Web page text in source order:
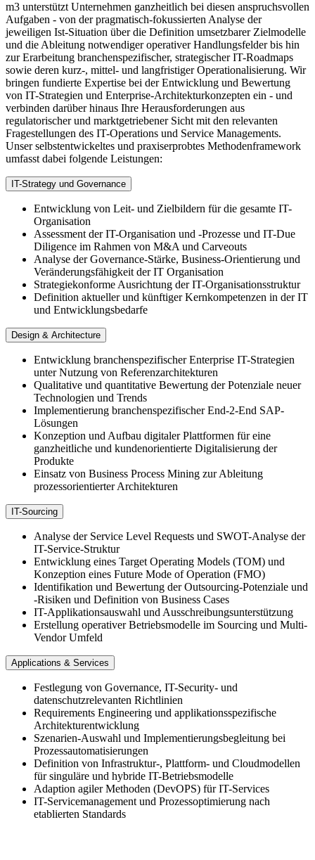
m3 unterstützt Unternehmen ganzheitlich bei diesen anspruchsvollen
Aufgaben - von der pragmatisch-​fokussierten Analyse der
jeweiligen Ist-​Situation über die Definition umsetzbarer Zielmodelle
und die Ableitung notwendiger operativer Handlungsfelder bis hin
zur Erarbeitung branchenspezifischer, strategischer IT-​Roadmaps
sowie deren kurz-, mittel- und langfristiger Operationalisierung. Wir
bringen fundierte Expertise bei der Entwicklung und Bewertung
von IT-​Strategien und Enterprise-​Architekturkonzepten ein - und
verbinden darüber hinaus Ihre Herausforderungen aus
regulatorischer und marktgetriebener Sicht mit den relevanten
Fragestellungen des IT-​Operations und Service Managements.
Unser selbstentwickeltes und praxiserprobtes Methodenframework
umfasst dabei folgende Leistungen:
IT-​Strategy und Governance
Entwicklung von Leit- und Zielbildern für die gesamte IT-​
Organisation
Assessment der IT-​Organisation und -​Prozesse und IT-Due
Diligence im Rahmen von M&A und Carveouts
Analyse der Governance-​Stärke, Business-​Orientierung und
Veränderungsfähigkeit der IT Organisation
Strategiekonforme Ausrichtung der IT-​Organisationsstruktur
Definition aktueller und künftiger Kernkompetenzen in der IT
und Entwicklungsbedarfe
Design & Architecture
Entwicklung branchenspezifischer Enterprise IT-​Strategien
unter Nutzung von Referenzarchitekturen
Qualitative und quantitative Bewertung der Potenziale neuer
Technologien und Trends
Implementierung branchenspezifischer End-2-End SAP-​
Lösungen
Konzeption und Aufbau digitaler Plattformen für eine
ganzheitliche und kundenorientierte Digitalisierung der
Produkte
Einsatz von Business Process Mining zur Ableitung
prozessorientierter Architekturen
IT-​Sourcing
Analyse der Service Level Requests und SWOT-​Analyse der
IT-​Service-Struktur
Entwicklung eines Target Operating Models (TOM) und
Konzeption eines Future Mode of Operation (FMO)
Identifikation und Bewertung der Outsourcing-​Potenziale und
-​Risiken und Definition von Business Cases
IT-​Applikationsauswahl und Ausschreibungsunterstützung
Erstellung operativer Betriebsmodelle im Sourcing und Multi-​
Vendor Umfeld
Applications & Services
Festlegung von Governance, IT-​Security- und
datenschutzrelevanten Richtlinien
Requirements Engineering und applikationsspezifische
Architekturentwicklung
Szenarien-​Auswahl und Implementierungsbegleitung bei
Prozessautomatisierungen
Definition von Infrastruktur-​, Plattform-​ und Cloudmodellen
für singuläre und hybride IT-​Betriebsmodelle
Adaption agiler Methoden (DevOPS) für IT-​Services
IT-​Servicemanagement und Prozessoptimierung nach
etablierten Standards